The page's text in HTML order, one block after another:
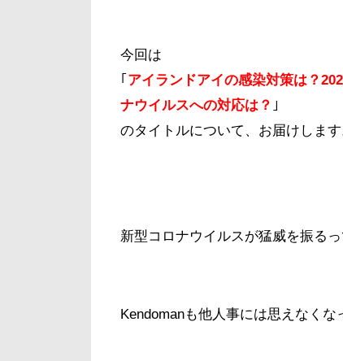
今回は
｢ アイランドアイの感染対策は？
ナウイルスへの対応は？ ｣
のタイトルについて、お届けします
新型コロナウイルスが猛威を振るっ
Kendomanも他人事には思えなくな